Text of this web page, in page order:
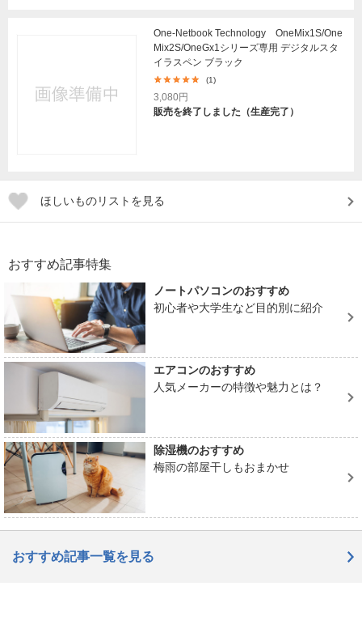
One-Netbook Technology OneMix1S/One
Mix2S/OneGx1シリーズ専用 デジタルスタ
イラスペン ブラック
(1)
3,080円
販売を終了しました（生産完了）
ほしいものリストを見る
おすすめ記事特集
ノートパソコンのおすすめ
初心者や大学生など目的別に紹介
エアコンのおすすめ
人気メーカーの特徴や魅力とは？
除湿機のおすすめ
梅雨の部屋干しもおまかせ
おすすめ記事一覧を見る